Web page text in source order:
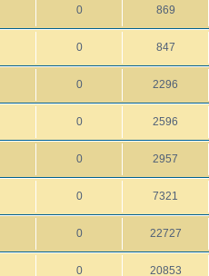
0 869
0 847
0 2296
0 2596
0 2957
0 7321
0 22727
0 20853